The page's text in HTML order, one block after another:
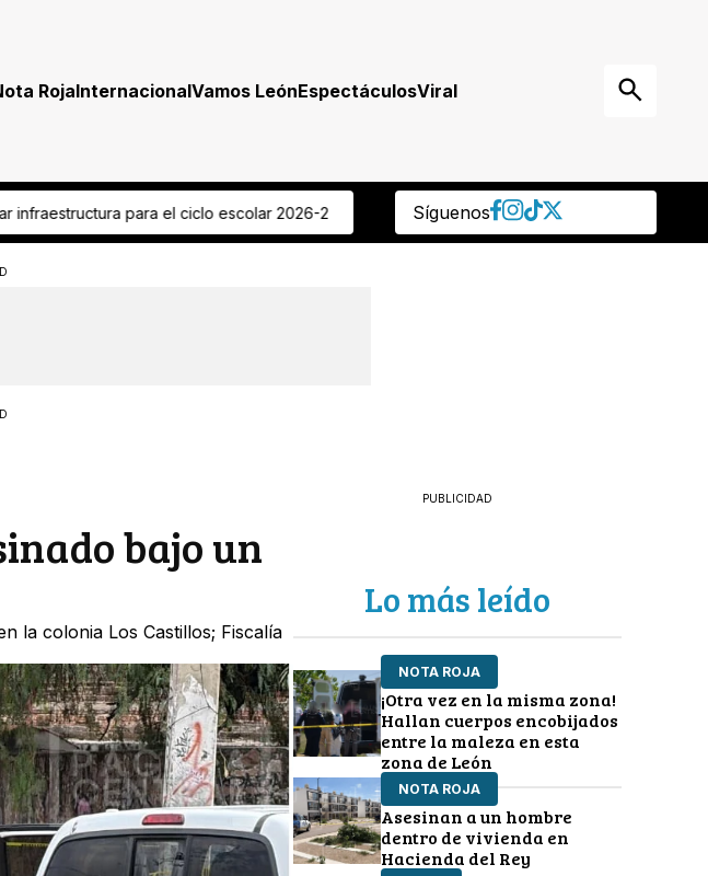
RojaInternacionalVamos LeónEspectáculosViral
2026-2027“Es omisión grave” Regidora panista reprocha que ocultaran muerte de delegado
Síguenos
bajo un
la colonia Los Castillos; Fiscalía
PUBLICIDAD
Lo más leído
NOTA ROJA
¡Otra vez en la misma zona!
Hallan cuerpos encobijados
entre la maleza en esta
zona de León
NOTA ROJA
Asesinan a un hombre
dentro de vivienda en
Hacienda del Rey